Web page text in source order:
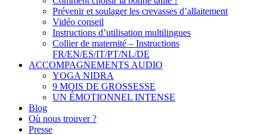
Prévenir et soulager les crevasses d’allaitement
Vidéo conseil
Instructions d’utilisation multilingues
Collier de maternité – Instructions
FR/EN/ES/IT/PT/NL/DE
ACCOMPAGNEMENTS AUDIO
YOGA NIDRA
9 MOIS DE GROSSESSE
UN ÉMOTIONNEL INTENSE
Blog
Où nous trouver ?
Presse